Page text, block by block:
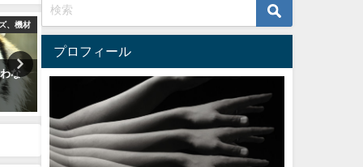
、機材
な
カメラ、写真
ティング設置方法
2024年10月12日
ー】
2024年10月12日
プロフィール